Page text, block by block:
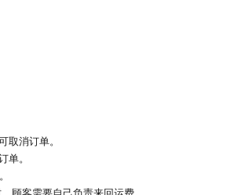
取消订单。
单。